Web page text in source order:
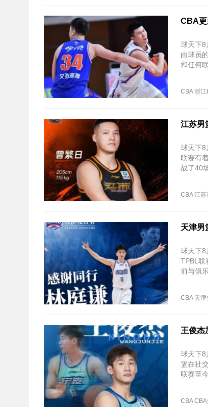
CBA更
球天下8
由球员
和任何
CBA 浙江
江苏男
球天下8
联赛有
战了40
CBA 江苏
天津男
球天下8
TPBL联
前与俱
CBA 天津
王俊杰
球天下8
篮在社
联赛至
CBA CBA